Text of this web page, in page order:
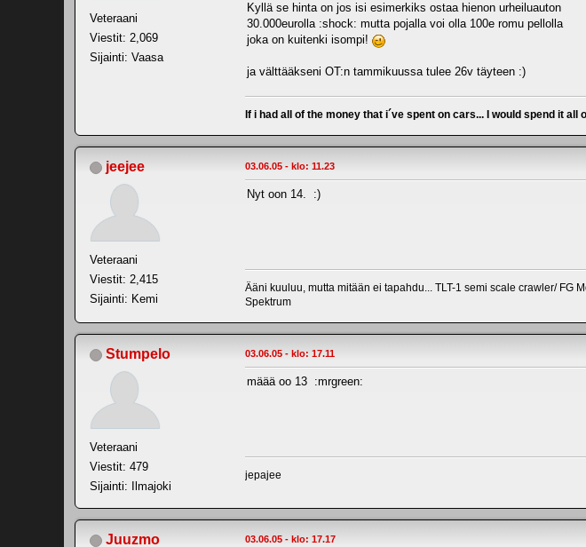
Veteraani
Viestit: 2,069
Sijainti: Vaasa
Kyllä se hinta on jos isi esimerkiks ostaa hienon urheiluauton
30.000eurolla :shock: mutta pojalla voi olla 100e romu pellolla
joka on kuitenki isompi!
ja välttääkseni OT:n tammikuussa tulee 26v täyteen :)
If i had all of the money that i´ve spent on cars... I would spend it all
jeejee
Veteraani
Viestit: 2,415
Sijainti: Kemi
03.06.05 - klo: 11.23
Nyt oon 14. :)
Ääni kuuluu, mutta mitään ei tapahdu... TLT-1 semi scale crawler/ FG
Spektrum
Stumpelo
Veteraani
Viestit: 479
Sijainti: Ilmajoki
03.06.05 - klo: 17.11
määä oo 13 :mrgreen:
jepajee
Juuzmo 03.06.05 - klo: 17.17